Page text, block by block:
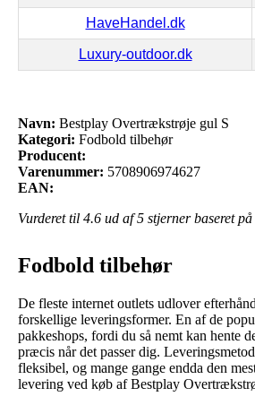
HaveHandel.dk
Luxury-outdoor.dk
Navn: Bestplay Overtrækstrøje gul S
Kategori: Fodbold tilbehør
Producent:
Varenummer: 5708906974627
EAN:
Vurderet til 4.6 ud af 5 stjerner baseret på
Fodbold tilbehør
De fleste internet outlets udlover
forskellige leveringsformer. En af de
pakkeshops, fordi du så nemt kan hente
præcis når det passer dig.
fleksibel, og mange gange endda den
levering ved køb af Bestplay